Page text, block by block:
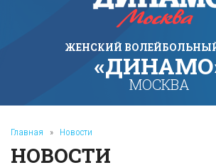
ЖЕНСКИЙ
МОСКВА
Главная » Новости
НОВОСТИ